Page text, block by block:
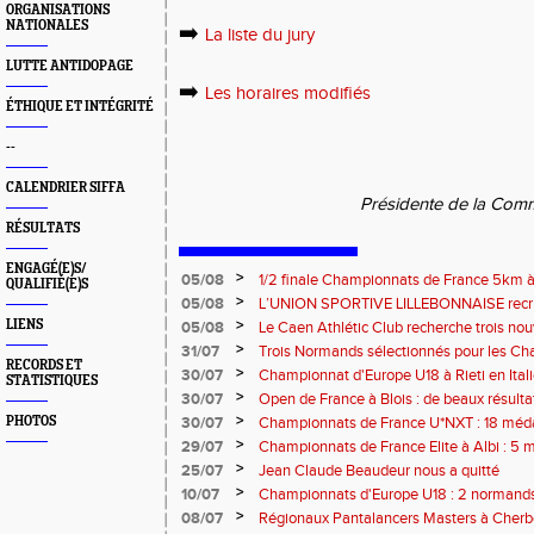
ORGANISATIONS
NATIONALES
LUTTE ANTIDOPAGE
ÉTHIQUE ET INTÉGRITÉ
--
CALENDRIER SIFFA
RÉSULTATS
ENGAGÉ(E)S/
QUALIFIÉ(E)S
LIENS
RECORDS ET
STATISTIQUES
PHOTOS
➡️ La liste du jury
➡️ Les horaires modifiés
Présidente de la
05/08 >
1/2 finale Championnats de France 5km
13 septembre 2026 : les informations
05/08 >
L’UNION SPORTIVE LILLEBONNAISE
rentrée 2026
05/08 >
Le Caen Athlétic Club recherche trois
civique à compter de septembre 2026
31/07 >
Trois Normands sélectionnés pour les
Eugene !
30/07 >
Championnat d'Europe U18 à Rieti en
normands
30/07 >
Open de France à Blois : de beaux
30/07
>
Championnats de France U*NXT : 18
29/07
>
Championnats de France Elite à Albi : 5
titres !
25/07 >
Jean Claude Beaudeur nous a quitté
10/07
>
Championnats d'Europe U18 : 2
08/07
>
Régionaux Pantalancers Masters à